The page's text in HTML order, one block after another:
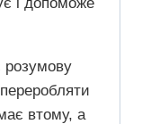
розумову
втому, а